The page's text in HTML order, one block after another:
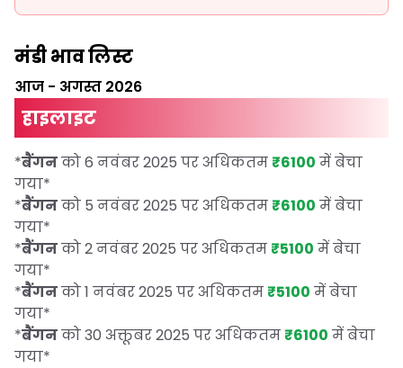
मंडी भाव लिस्ट
आज - अगस्त 2026
हाइलाइट
*बैंगनको 6 नवंबर 2025 पर अधिकतम ₹6100 में बेचा
गया*
*बैंगनको 5 नवंबर 2025 पर अधिकतम ₹6100 में बेचा
गया*
*बैंगनको 2 नवंबर 2025 पर अधिकतम ₹5100 में बेचा
गया*
*बैंगनको 1 नवंबर 2025 पर अधिकतम ₹5100 में बेचा
गया*
*बैंगनको 30 अक्तूबर 2025 पर अधिकतम ₹6100 में बेचा
गया*